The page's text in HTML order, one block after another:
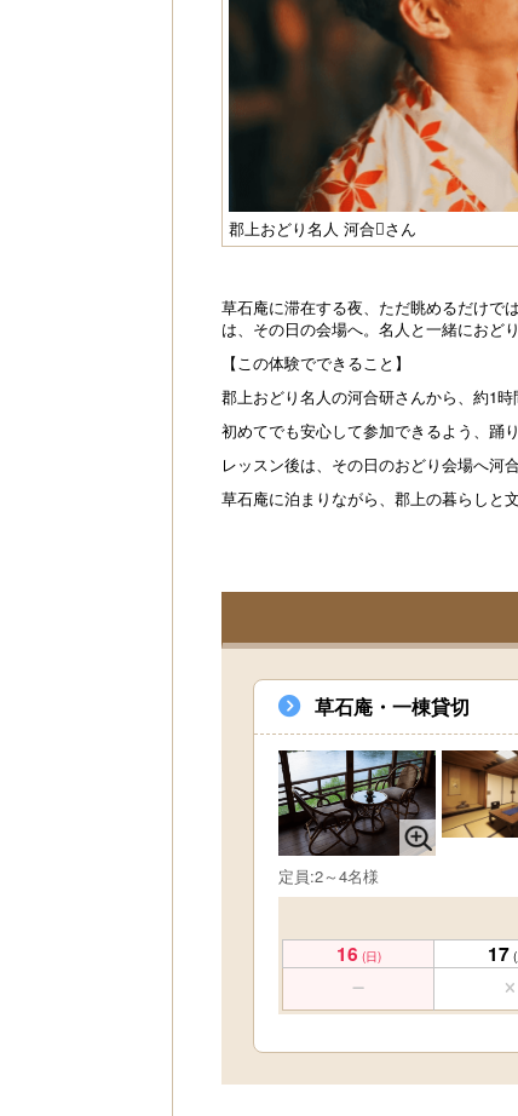
郡上おどり名人 河合さん
草石庵に滞在する夜、ただ眺めるだけで
は、その日の会場へ。名人と一緒におど
【この体験でできること】
郡上おどり名人の河合研さんから、約1
初めてでも安心して参加できるよう、踊
レッスン後は、その日のおどり会場へ河
草石庵に泊まりながら、郡上の暮らしと
草石庵・一棟貸切
定員:2～4名様
16 (日) 17